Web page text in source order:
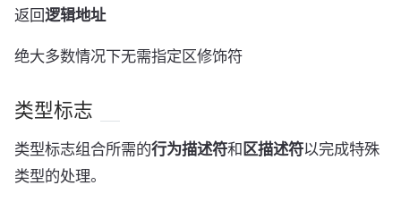
返回逻辑地址
绝大多数情况下无需指定区修饰符
类型标志
类型标志组合所需的行为描述符和区描述符以完成特殊
类型的处理。